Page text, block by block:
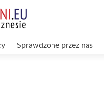
Sprawdzone przez nas